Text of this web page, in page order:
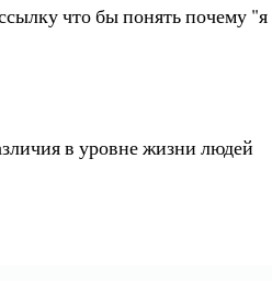
что бы понять почему "я
в уровне жизни людей